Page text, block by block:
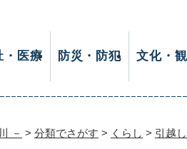
・医療 防災・防犯 文化・
－ > 分類でさがす > くらし > 引越